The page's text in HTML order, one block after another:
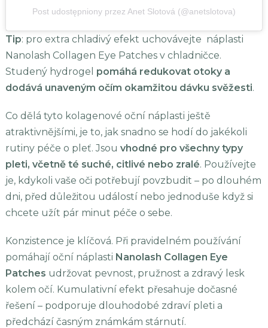
Post udostępniony przez Anet Slotová (@anetslotova)
Tip: pro extra chladivý efekt uchovávejte náplasti
Nanolash Collagen Eye Patches v chladničce.
Studený hydrogel pomáhá redukovat otoky a
dodává unaveným očím okamžitou dávku svěžesti.
Co dělá tyto kolagenové oční náplasti ještě
atraktivnějšími, je to, jak snadno se hodí do jakékoli
rutiny péče o pleť. Jsou vhodné pro všechny typy
pleti, včetně té suché, citlivé nebo zralé. Používejte
je, kdykoli vaše oči potřebují povzbudit – po dlouhém
dni, před důležitou událostí nebo jednoduše když si
chcete užít pár minut péče o sebe.
Konzistence je klíčová. Při pravidelném používání
pomáhají oční náplasti Nanolash Collagen Eye
Patches udržovat pevnost, pružnost a zdravý lesk
kolem očí. Kumulativní efekt přesahuje dočasné
řešení – podporuje dlouhodobé zdraví pleti a
předchází časným známkám stárnutí.